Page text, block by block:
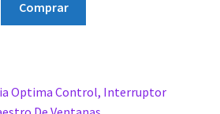
Comprar